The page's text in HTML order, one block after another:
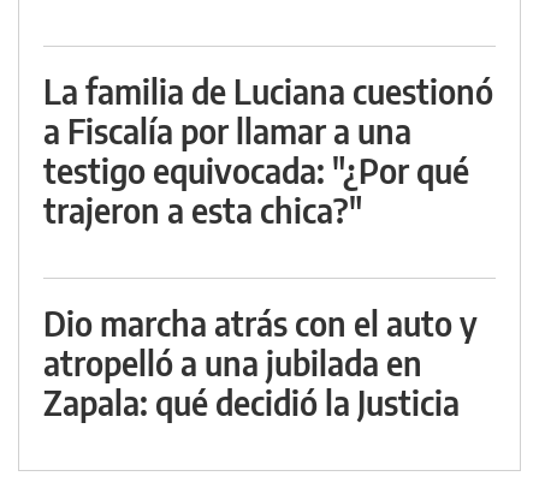
La familia de Luciana cuestionó
a Fiscalía por llamar a una
testigo equivocada: "¿Por qué
trajeron a esta chica?"
Dio marcha atrás con el auto y
atropelló a una jubilada en
Zapala: qué decidió la Justicia